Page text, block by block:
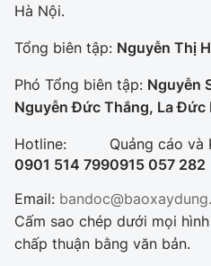
Hà Nội.
Tổng biên tập: Nguyễn Thị
Phó Tổng biên tập: Nguyễn
Nguyễn Đức Thắng, La Đức
Hotline:
0901 514 799
Quảng cáo và
0915 057 282
Email:
Cấm sao chép dưới mọi
chấp thuận bằng văn bản.